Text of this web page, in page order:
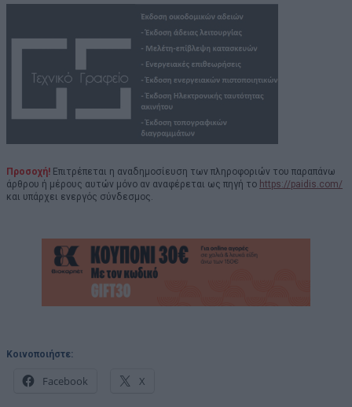
Προσοχή! Επιτρέπεται η αναδημοσίευση των πληροφοριών του παραπάνω
άρθρου ή μέρους αυτών μόνο αν αναφέρεται ως πηγή το https://paidis.com/
και υπάρχει ενεργός σύνδεσμος.
Κοινοποιήστε:
Facebook X